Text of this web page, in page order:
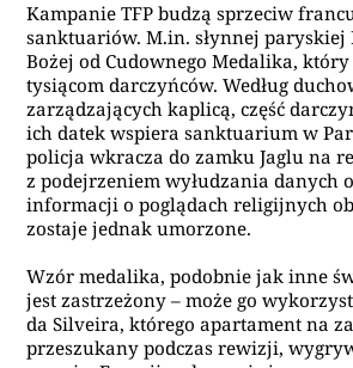
Kampanie TFP budzą sprzeciw
sanktuariów. M.in. słynnej
Bożej od Cudownego Medalika, który
tysiącom darczyńców. Według
zarządzających kaplicą, część
ich datek wspiera sanktuarium w
policja wkracza do zamku Jaglu na
z podejrzeniem wyłudzania danych
informacji o poglądach religijnych
zostaje jednak umorzone.
Wzór medalika, podobnie jak inne
jest zastrzeżony – może go
da Silveira, którego apartament na
przeszukany podczas rewizji,